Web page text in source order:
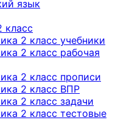
язык
класс
2 класс учебники
2 класс рабочая
2 класс прописи
2 класс ВПР
2 класс задачи
2 класс тестовые